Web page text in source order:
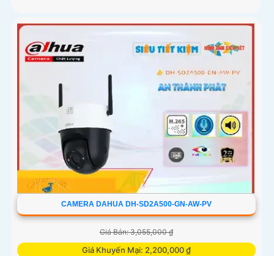
CAMERA DAHUA DH-SD2A500-GN-AW-PV
Giá Bán: 3,055,000 ₫
Giá Khuyến Mại: 2,200,000 ₫